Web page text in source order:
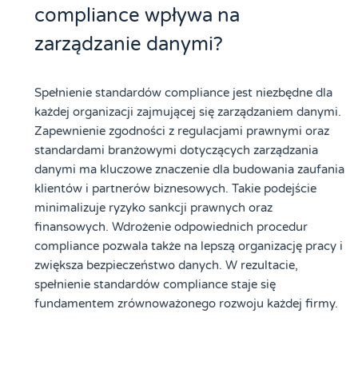
compliance wpływa na
zarządzanie danymi?
Spełnienie standardów compliance jest niezbędne dla
każdej organizacji zajmującej się zarządzaniem danymi.
Zapewnienie zgodności z regulacjami prawnymi oraz
standardami branżowymi dotyczących zarządzania
danymi ma kluczowe znaczenie dla budowania zaufania
klientów i partnerów biznesowych. Takie podejście
minimalizuje ryzyko sankcji prawnych oraz
finansowych. Wdrożenie odpowiednich procedur
compliance pozwala także na lepszą organizację pracy i
zwiększa bezpieczeństwo danych. W rezultacie,
spełnienie standardów compliance staje się
fundamentem zrównoważonego rozwoju każdej firmy.